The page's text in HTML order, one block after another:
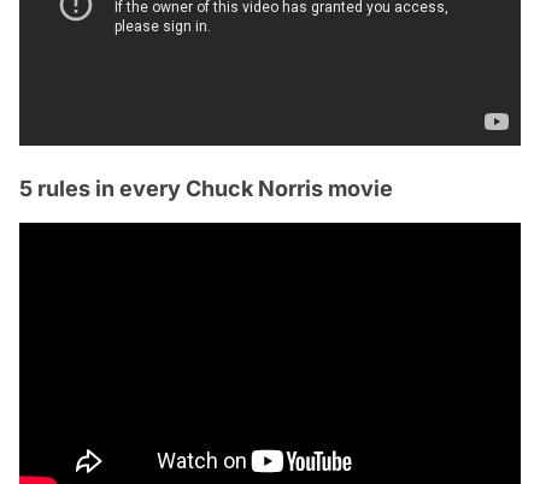
5 rules in every Chuck Norris movie